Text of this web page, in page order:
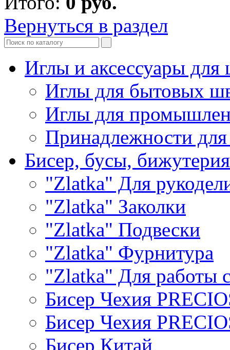
Вернуться в раздел
Иглы и аксессуары
Иглы для бытовых
Иглы для
Принадлежности
Бисер, бусы, бижутерия
"Zlatka" Для
"Zlatka" Заколки
"Zlatka" Подвески
"Zlatka" Фурнитура
"Zlatka" Для работы
Бисер Чехия
Бисер Чехия
Бисер Китай